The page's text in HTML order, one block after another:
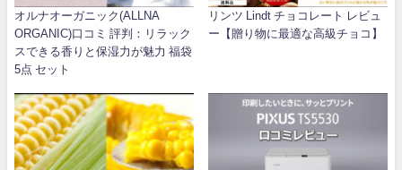
オルナオーガニック(ALLNA
ORGANIC)口コミ 評判：リラック
スできる香りと保湿力が魅力 福袋
5点 セット
リンツ Lindt チョコレート レビュ
ー【贈り物に最適な高級チョコ】